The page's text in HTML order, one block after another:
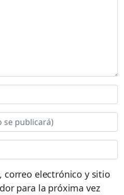
correo electrónico y sitio
para la próxima vez